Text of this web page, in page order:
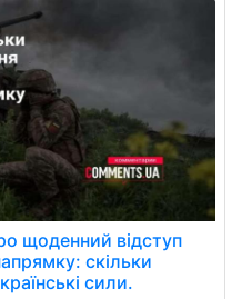
щоденний відступ
скільки
сили.